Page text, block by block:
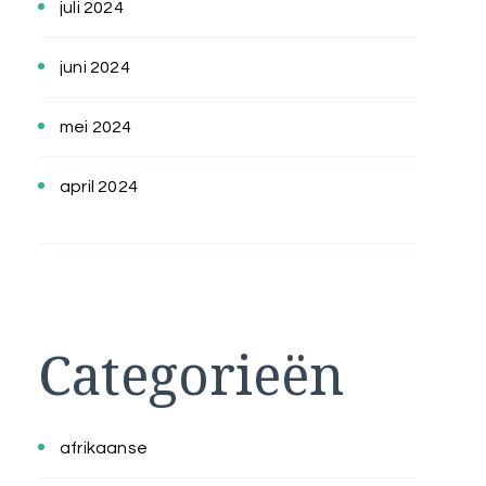
juli 2024
juni 2024
mei 2024
april 2024
Categorieën
afrikaanse